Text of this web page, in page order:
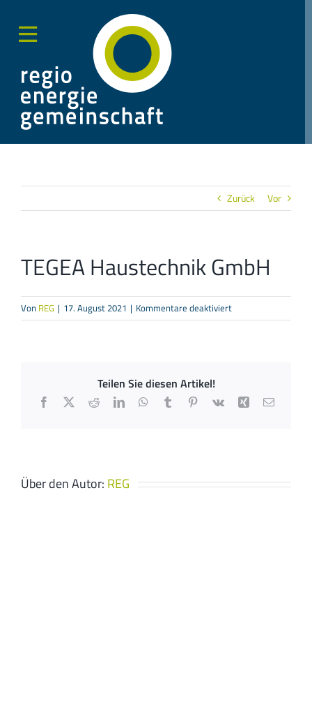
Inhalt
springen
Zurück Vor
TEGEA Haustechnik GmbH
Von REG | 17. August 2021 | Kommentare deaktiviertfür
TEGEA
Teilen Sie diesen Artikel!
Facebook
X RedditLinkedInWhatsApp
TumblrPinterest
Vk Xing E-
Über den Autor: REG
Sliding